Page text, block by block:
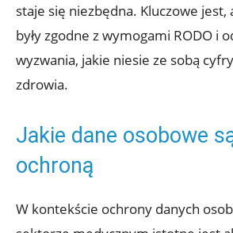
staje się niezbędna. Kluczowe jest,
były zgodne z wymogami RODO i
wyzwania, jakie niesie ze sobą
zdrowia.
Jakie dane osobowe
ochroną
W kontekście ochrony danych